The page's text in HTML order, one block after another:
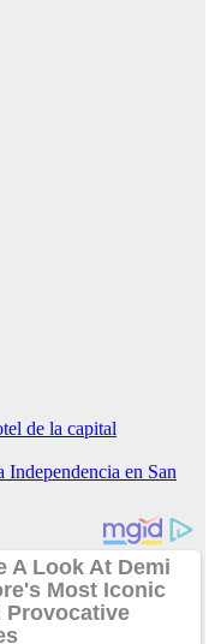
de la capital
Independencia en San